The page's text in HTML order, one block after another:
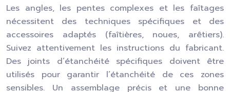
Les angles, les pentes complexes et les faîtages
nécessitent des techniques spécifiques et des
accessoires adaptés (faîtières, noues, arêtiers).
Suivez attentivement les instructions du fabricant.
Des joints d’étanchéité spécifiques doivent être
utilisés pour garantir l’étanchéité de ces zones
sensibles. Un assemblage précis et une bonne